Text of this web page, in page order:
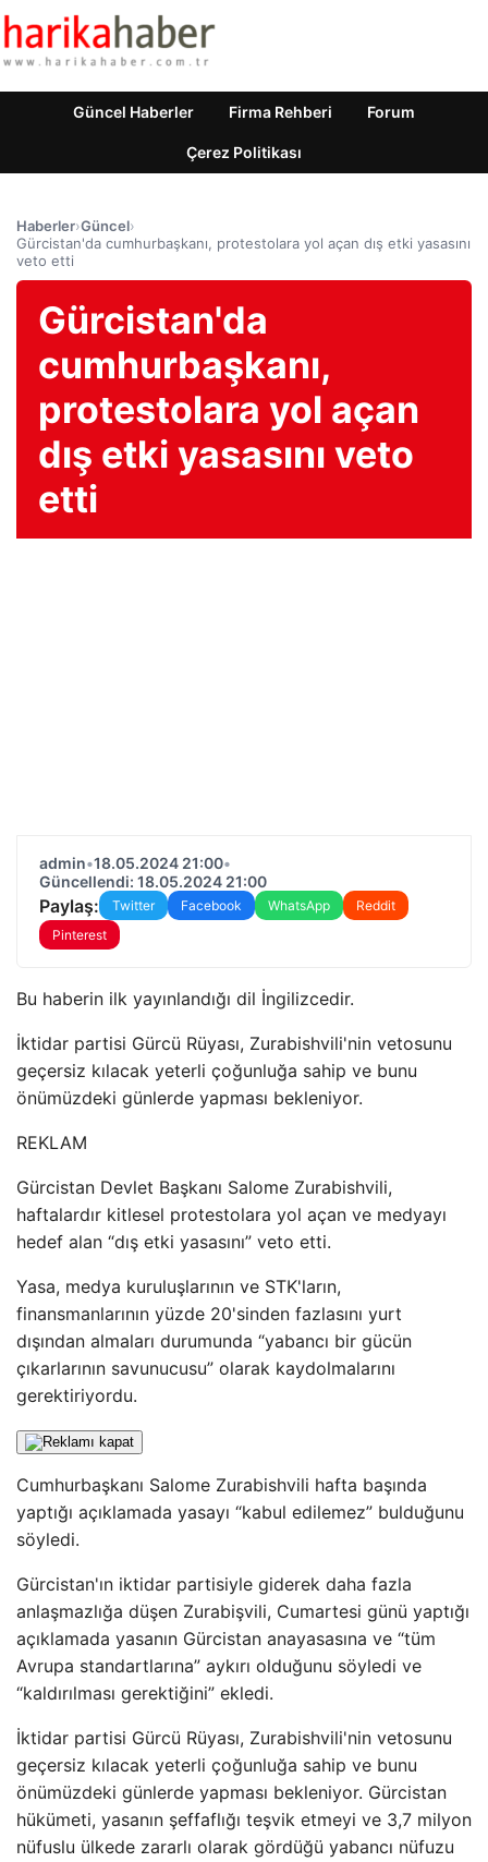
Güncel Haberler Firma Rehberi Forum
Çerez Politikası
Haberler›Güncel›
Gürcistan'da cumhurbaşkanı, protestolara yol açan dış etki yasasını
veto etti
Gürcistan'da
cumhurbaşkanı,
protestolara yol açan
dış etki yasasını veto
etti
admin•18.05.2024 21:00•
Güncellendi: 18.05.2024 21:00
Paylaş: Twitter Facebook WhatsApp
Reddit
Pinterest
Bu haberin ilk yayınlandığı dil İngilizcedir.
İktidar partisi Gürcü Rüyası, Zurabishvili'nin vetosunu
geçersiz kılacak yeterli çoğunluğa sahip ve bunu
önümüzdeki günlerde yapması bekleniyor.
REKLAM
Gürcistan Devlet Başkanı Salome Zurabishvili,
haftalardır kitlesel protestolara yol açan ve medyayı
hedef alan “dış etki yasasını” veto etti.
Yasa, medya kuruluşlarının ve STK'ların,
finansmanlarının yüzde 20'sinden fazlasını yurt
dışından almaları durumunda “yabancı bir gücün
çıkarlarının savunucusu” olarak kaydolmalarını
gerektiriyordu.
Cumhurbaşkanı Salome Zurabishvili hafta başında
yaptığı açıklamada yasayı “kabul edilemez” bulduğunu
söyledi.
Gürcistan'ın iktidar partisiyle giderek daha fazla
anlaşmazlığa düşen Zurabişvili, Cumartesi günü yaptığı
açıklamada yasanın Gürcistan anayasasına ve “tüm
Avrupa standartlarına” aykırı olduğunu söyledi ve
“kaldırılması gerektiğini” ekledi.
İktidar partisi Gürcü Rüyası, Zurabishvili'nin vetosunu
geçersiz kılacak yeterli çoğunluğa sahip ve bunu
önümüzdeki günlerde yapması bekleniyor. Gürcistan
hükümeti, yasanın şeffaflığı teşvik etmeyi ve 3,7 milyon
nüfuslu ülkede zararlı olarak gördüğü yabancı nüfuzu